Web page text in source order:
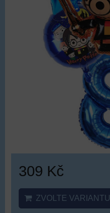
309 Kč
ZVOLTE VARIANTU